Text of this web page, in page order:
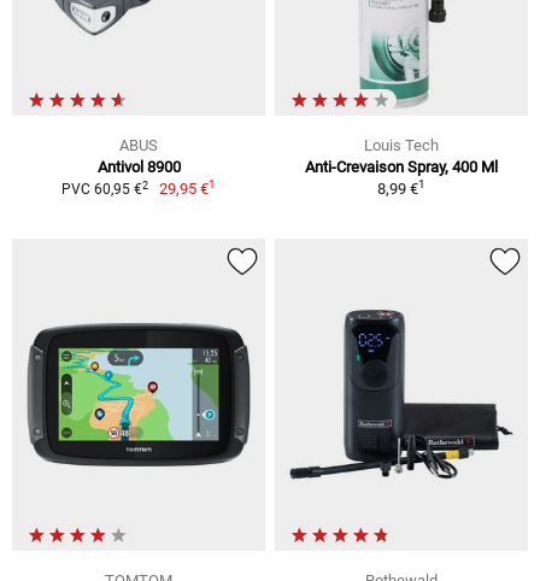
ABUS
Antivol 8900
PVC 60,95 €2 29,95 €1
Louis Tech
Anti-Crevaison Spray, 400 Ml
8,99 €1